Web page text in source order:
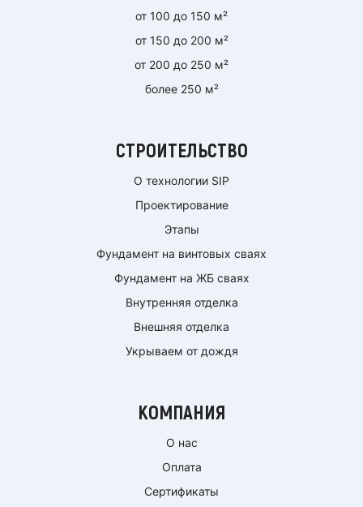
от 100 до 150 м²
от 150 до 200 м²
от 200 до 250 м²
более 250 м²
СТРОИТЕЛЬСТВО
О технологии SIP
Проектирование
Этапы
Фундамент на винтовых сваях
Фундамент на ЖБ сваях
Внутренняя отделка
Внешняя отделка
Укрываем от дождя
КОМПАНИЯ
О нас
Оплата
Сертификаты